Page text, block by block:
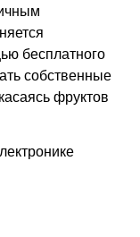
бесплатного
собственные
фруктов